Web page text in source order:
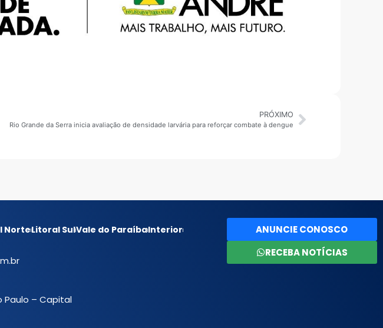
PRÓXIMO
Rio Grande da Serra inicia avaliação de densidade larvária para reforçar combate à dengue
NorteLitoral SulVale do ParaíbaInterior
Paulo – Capital
ANUNCIE CONOSCO
RECEBA NOTÍCIAS